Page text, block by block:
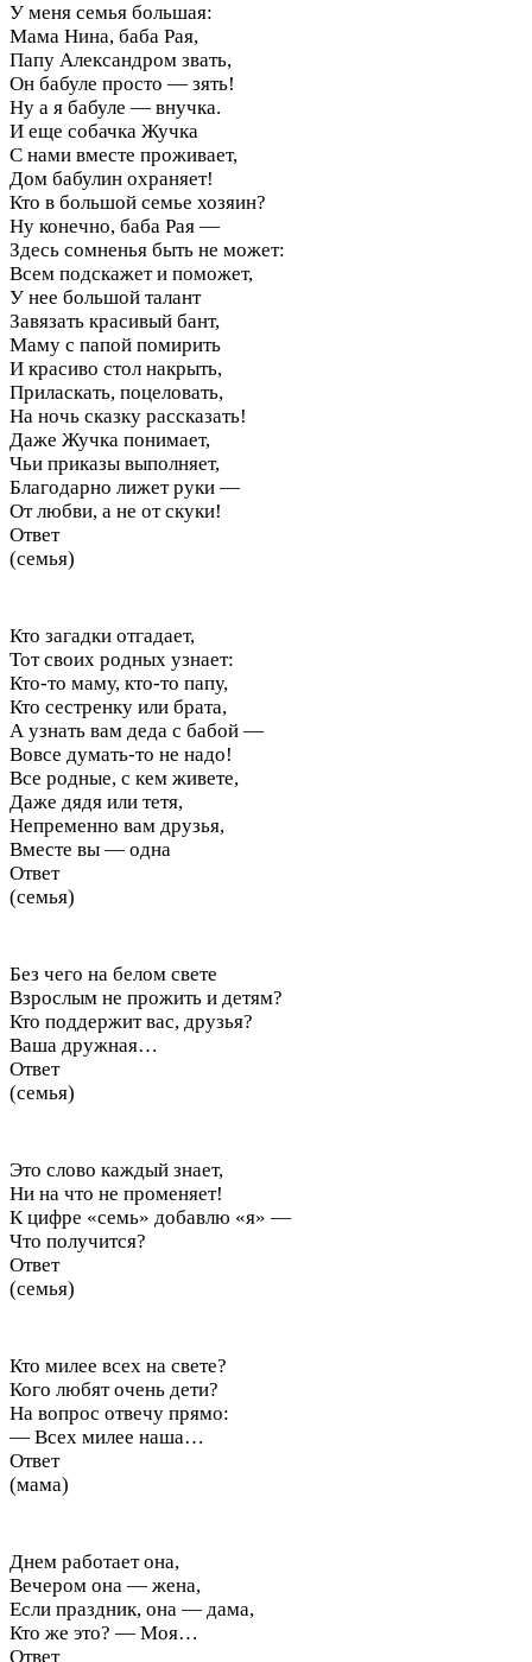
У меня семья большая:
Мама Нина, баба Рая,
Папу Александром звать,
Он бабуле просто — зять!
Ну а я бабуле — внучка.
И еще собачка Жучка
С нами вместе проживает,
Дом бабулин охраняет!
Кто в большой семье хозяин?
Ну конечно, баба Рая —
Здесь сомненья быть не может:
Всем подскажет и поможет,
У нее большой талант
Завязать красивый бант,
Маму с папой помирить
И красиво стол накрыть,
Приласкать, поцеловать,
На ночь сказку рассказать!
Даже Жучка понимает,
Чьи приказы выполняет,
Благодарно лижет руки —
От любви, а не от скуки!
Ответ
(семья)
Кто загадки отгадает,
Тот своих родных узнает:
Кто-то маму, кто-то папу,
Кто сестренку или брата,
А узнать вам деда с бабой —
Вовсе думать-то не надо!
Все родные, с кем живете,
Даже дядя или тетя,
Непременно вам друзья,
Вместе вы — одна
Ответ
(семья)
Без чего на белом свете
Взрослым не прожить и детям?
Кто поддержит вас, друзья?
Ваша дружная…
Ответ
(семья)
Это слово каждый знает,
Ни на что не променяет!
К цифре «семь» добавлю «я» —
Что получится?
Ответ
(семья)
Кто милее всех на свете?
Кого любят очень дети?
На вопрос отвечу прямо:
— Всех милее наша…
Ответ
(мама)
Днем работает она,
Вечером она — жена,
Если праздник, она — дама,
Кто же это? — Моя…
Ответ